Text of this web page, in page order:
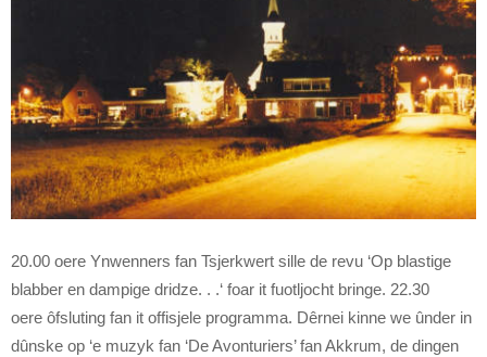
20.00 oere Ynwenners fan Tsjerkwert sille de revu ‘Op blastige
blabber en dampige dridze. . .‘ foar it fuotljocht bringe. 22.30
oere ôfsluting fan it offisjele programma. Dêrnei kinne we ûnder in
dûnske op ‘e muzyk fan ‘De Avonturiers’ fan Akkrum, de dingen